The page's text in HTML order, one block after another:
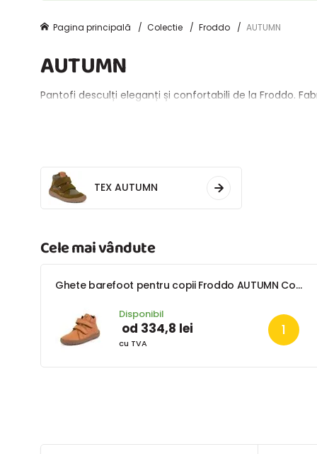
Pagina principală Colectie Froddo AUTUMN
AUTUMN
Pantofi desculți eleganți și confortabili de la Froddo.
TEX AUTUMN
Cele mai vândute
Ghete barefoot pentru copii Froddo AUTUMN Cognac G3110263-2
Disponibil
od 334,8 lei
cu TVA